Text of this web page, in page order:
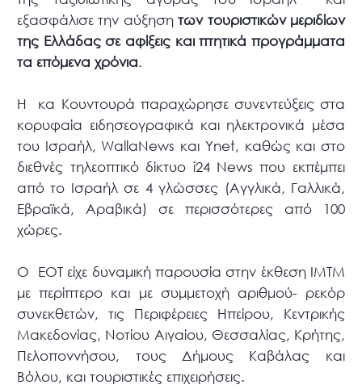
εξασφάλισε την αύξησητων τουριστικών μεριδίων
της Ελλάδας σε αφίξεις και πτητικά προγράμματα
τα επόμενα χρόνια.
Η κα Κουντουρά παραχώρησε συνεντεύξεις στα
κορυφαία ειδησεογραφικά και ηλεκτρονικά μέσα
του Ισραήλ, WallaNews και Ynet, καθώς και στο
διεθνές τηλεοπτικό δίκτυο i24 News που εκπέμπει
από το Ισραήλ σε 4 γλώσσες (Αγγλικά, Γαλλικά,
Εβραϊκά, Αραβικά) σε περισσότερες από 100
χώρες.
Ο ΕΟΤ είχε δυναμική παρουσία στην έκθεση ΙΜΤΜ
με περίπτερο και με συμμετοχή αριθμού- ρεκόρ
συνεκθετών, τις Περιφέρειες Ηπείρου, Κεντρικής
Μακεδονίας, Νοτίου Αιγαίου, Θεσσαλίας, Κρήτης,
Πελοποννήσου, τους Δήμους Καβάλας και
Βόλου, και τουριστικές επιχειρήσεις.